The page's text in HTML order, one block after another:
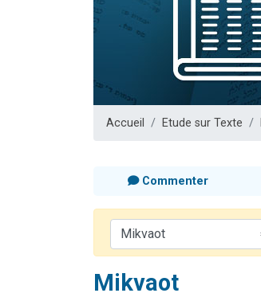
Accueil Etude sur Texte
Commenter
Mikvaot